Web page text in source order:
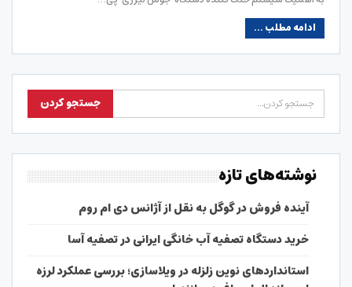
ادامه مطلب ...
نوشته‌های تازه
آینده فروش در گوگل به نقل از آژانس دی ام روم
خرید دستگاه تصفیه آب خانگی ایرانی در تصفیه آسا
استانداردهای نوین زلزله در ویلاسازی؛ بررسی عملکرد لرزه